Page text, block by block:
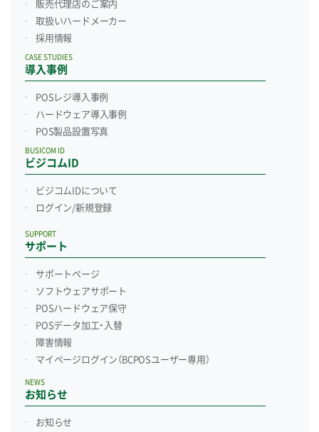
販売代理店のご案内
取扱いハードメーカー
採用情報
導入事例
CASE STUDIES
POSレジ導入事例
ハードウェア導入事例
POS製品設置写真
ビジコムID
BUSICOM ID
ビジコムIDについて
ログイン/新規登録
サポート
SUPPORT
サポートページ
ソフトウェアサポート
POSハードウェア保守
POSデータ加工・入替
障害情報
マイページログイン （BCPOSユーザー専用）
お知らせ
NEWS
お知らせ